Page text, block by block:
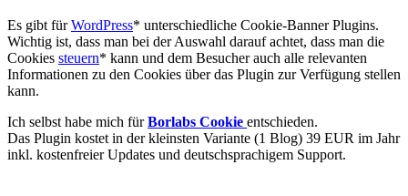
Es gibt fürWordPress* unterschiedliche Cookie-Banner Plugins.
Wichtig ist, dass man bei der Auswahl darauf achtet, dass man die
Cookies steuern* kann und dem Besucher auch alle relevanten
Informationen zu den Cookies über das Plugin zur Verfügung stellen
kann.
Ich selbst habe mich fürBorlabs Cookie entschieden.
Das Plugin kostet in der kleinsten Variante (1 Blog) 39 EUR im Jahr
inkl. kostenfreier Updates und deutschsprachigem Support.